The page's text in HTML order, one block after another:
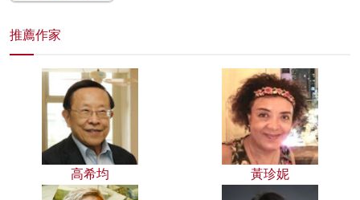
推薦作家
高希均 黃珍妮